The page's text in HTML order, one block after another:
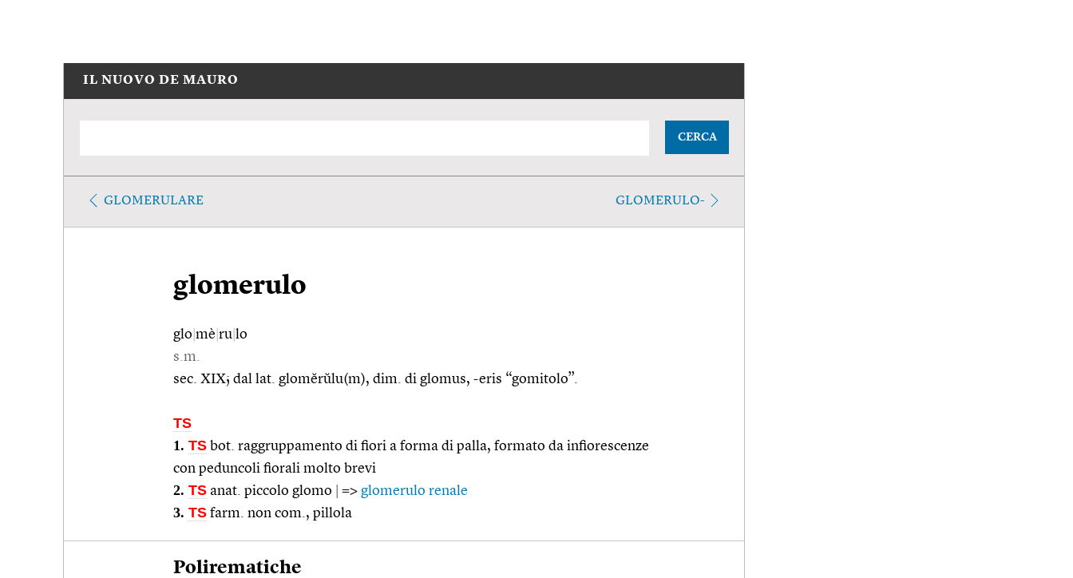
IL NUOVO DE MAURO
CERCA
GLOMERULARE GLOMERULO-
glomerulo
glo mè ru lo
s.m.
sec. XIX; dal lat. glomĕrŭlu(m), dim. di glomus, -eris “gomitolo”.
TS
1. TS bot. raggruppamento di fiori a forma di palla, formato da infiorescenze
con peduncoli fiorali molto brevi
2. TS anat. piccolo glomo => glomerulo renale
3. TS farm. non com., pillola
Polirematiche